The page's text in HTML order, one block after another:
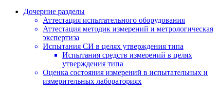
Дочерние разделы
Аттестация испытательного оборудования
Аттестация методик измерений и метрологическая
экспертиза
Испытания СИ в целях утверждения типа
Испытания средств измерений в целях
утверждения типа
Оценка состояния измерений в испытательных и
измерительных лабораториях